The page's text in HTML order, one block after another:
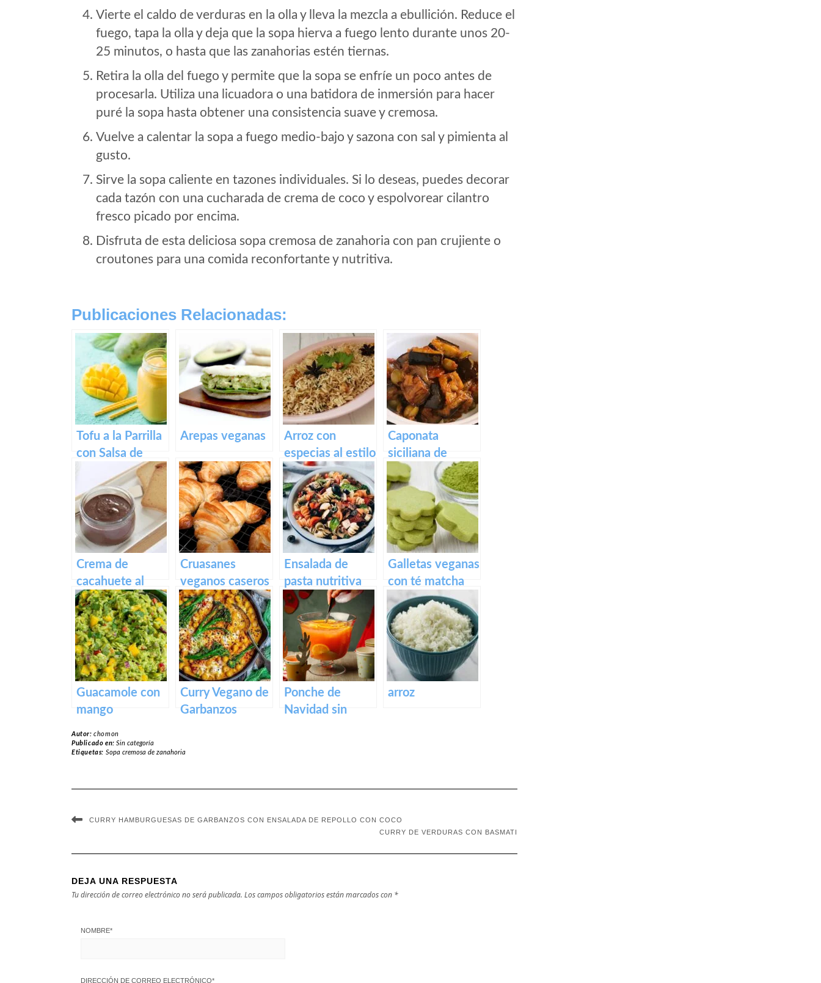
Vierte el caldo de verduras en la olla y lleva la mezcla a ebullición. Reduce el
fuego, tapa la olla y deja que la sopa hierva a fuego lento durante unos 20-
25 minutos, o hasta que las zanahorias estén tiernas.
Retira la olla del fuego y permite que la sopa se enfríe un poco antes de
procesarla. Utiliza una licuadora o una batidora de inmersión para hacer
puré la sopa hasta obtener una consistencia suave y cremosa.
Vuelve a calentar la sopa a fuego medio-bajo y sazona con sal y pimienta al
gusto.
Sirve la sopa caliente en tazones individuales. Si lo deseas, puedes decorar
cada tazón con una cucharada de crema de coco y espolvorear cilantro
fresco picado por encima.
Disfruta de esta deliciosa sopa cremosa de zanahoria con pan crujiente o
croutones para una comida reconfortante y nutritiva.
Publicaciones Relacionadas:
Tofu a la Parrilla
con Salsa de
Arepas veganas
Arroz con
especias al estilo
hindú
Caponata
siciliana de
berenjenas
Crema de
cacahuete al
cacao
Cruasanes
veganos caseros
en freidora de
aire (solo 3
ingredientes)
Ensalada de
pasta nutritiva
Galletas veganas
con té matcha
Guacamole con
mango
Curry Vegano de
Garbanzos
Ponche de
Navidad sin
arroz
Autor:chomon
Publicado en:Sin categoría
Etiquetas: Sopa cremosa de zanahoria
CURRY HAMBURGUESAS DE GARBANZOS CON ENSALADA DE REPOLLO CON COCO
CURRY DE VERDURAS CON BASMATI
DEJA UNA RESPUESTA
Tu dirección de correo electrónico no será publicada. Los campos obligatorios están marcados con *
NOMBRE*
DIRECCIÓN DE CORREO ELECTRÓNICO*